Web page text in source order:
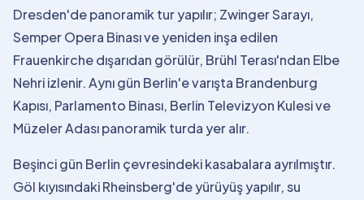
Dresden'de panoramik tur yapılır; Zwinger Sarayı,
Semper Opera Binası ve yeniden inşa edilen
Frauenkirche dışarıdan görülür, Brühl Terası'ndan Elbe
Nehri izlenir. Aynı gün Berlin'e varışta Brandenburg
Kapısı, Parlamento Binası, Berlin Televizyon Kulesi ve
Müzeler Adası panoramik turda yer alır.
Beşinci gün Berlin çevresindeki kasabalara ayrılmıştır.
Göl kıyısındaki Rheinsberg'de yürüyüş yapılır, su